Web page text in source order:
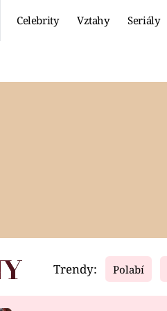
Celebrity Vztahy Seriály
Video
Trendy: Polabí